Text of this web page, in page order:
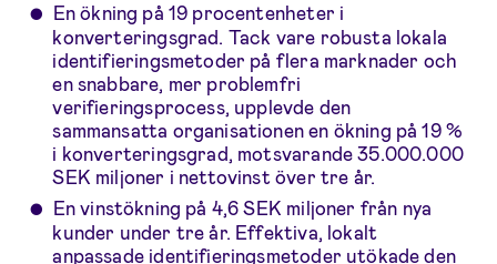
En ökning på 19 procentenheter i
konverteringsgrad. Tack vare robusta lokala
identifieringsmetoder på flera marknader och
en snabbare, mer problemfri
verifieringsprocess, upplevde den
sammansatta organisationen en ökning på 19 %
i konverteringsgrad, motsvarande 35.000.000
SEK miljoner i nettovinst över tre år.
En vinstökning på 4,6 SEK miljoner från nya
kunder under tre år. Effektiva, lokalt
anpassade identifieringsmetoder utökade den